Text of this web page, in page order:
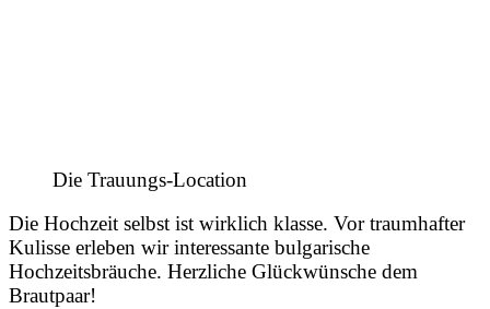
Die Trauungs-Location
Die Hochzeit selbst ist wirklich klasse. Vor traumhafter
Kulisse erleben wir interessante bulgarische
Hochzeitsbräuche. Herzliche Glückwünsche dem
Brautpaar!